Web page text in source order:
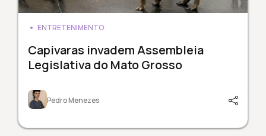
ENTRETENIMENTO
Capivaras invadem Assembleia
Legislativa do Mato Grosso
Pedro Menezes